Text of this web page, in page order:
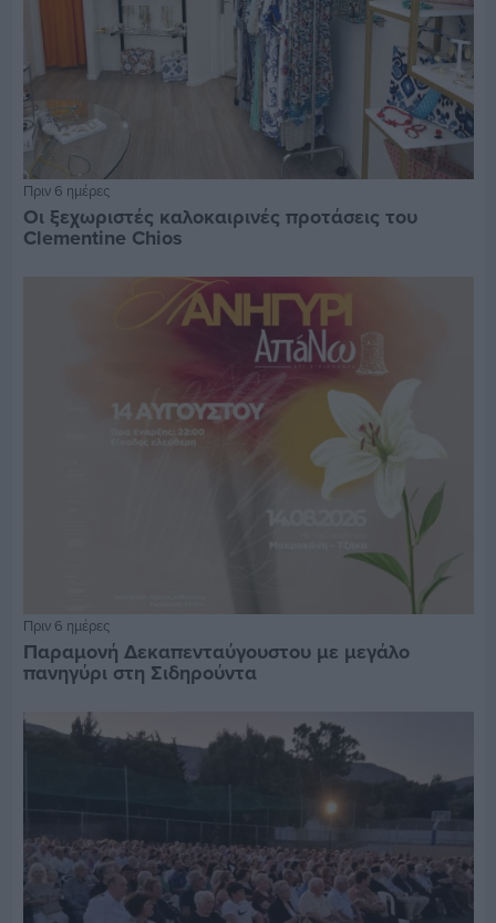
Πριν 6 ημέρες
Οι ξεχωριστές καλοκαιρινές προτάσεις του
Clementine Chios
Πριν 6 ημέρες
Παραμονή Δεκαπενταύγουστου με μεγάλο
πανηγύρι στη Σιδηρούντα